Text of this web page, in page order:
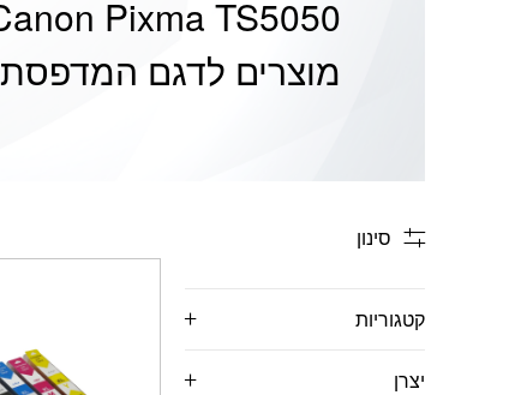
Pixma TS5050
מוצרים לדגם
סינון
קטגוריות
יצרן